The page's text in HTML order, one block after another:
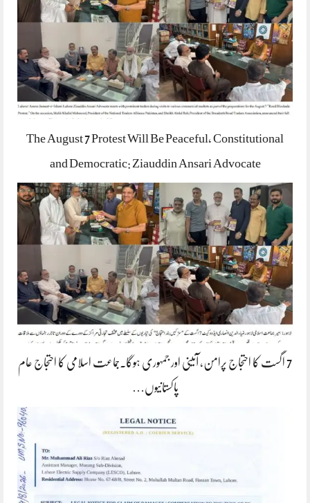
The August 7 Protest Will Be Peaceful, Constitutional
and Democratic: Ziauddin Ansari Advocate
7 اگست کا احتجاج پرامن، آئینی اور جمہوری ہوگا۔جماعت اسلامی کا احتجاج عام
پاکستانیوں…